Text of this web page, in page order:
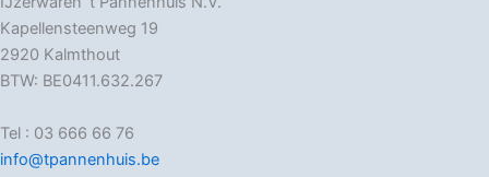
Kapellensteenweg 19
2920 Kalmthout
BTW: BE0411.632.267
Tel : 03 666 66 76
info@tpannenhuis.be